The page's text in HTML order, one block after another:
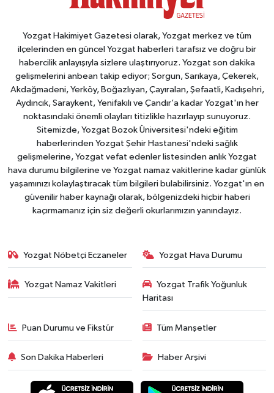
Yozgat Hakimiyet Gazetesi olarak, Yozgat merkez ve tüm
ilçelerinden en güncel Yozgat haberleri tarafsız ve doğru bir
habercilik anlayışıyla sizlere ulaştırıyoruz. Yozgat son dakika
gelişmelerini anbean takip ediyor; Sorgun, Sarıkaya, Çekerek,
Akdağmadeni, Yerköy, Boğazlıyan, Çayıralan, Şefaatli, Kadışehri,
Aydıncık, Saraykent, Yenifakılı ve Çandır’a kadar Yozgat'ın her
noktasındaki önemli olayları titizlikle hazırlayıp sunuyoruz.
Sitemizde, Yozgat Bozok Üniversitesi'ndeki eğitim
haberlerinden Yozgat Şehir Hastanesi'ndeki sağlık
gelişmelerine, Yozgat vefat edenler listesinden anlık Yozgat
hava durumu bilgilerine ve Yozgat namaz vakitlerine kadar günlük
yaşamınızı kolaylaştıracak tüm bilgileri bulabilirsiniz. Yozgat'ın en
güvenilir haber kaynağı olarak, bölgenizdeki hiçbir haberi
kaçırmamanız için siz değerli okurlarımızın yanındayız.
Yozgat Nöbetçi Eczaneler Yozgat Hava Durumu
Yozgat Namaz Vakitleri
Yozgat Trafik Yoğunluk
Haritası
Puan Durumu ve Fikstür Tüm Manşetler
Son Dakika Haberleri Haber Arşivi